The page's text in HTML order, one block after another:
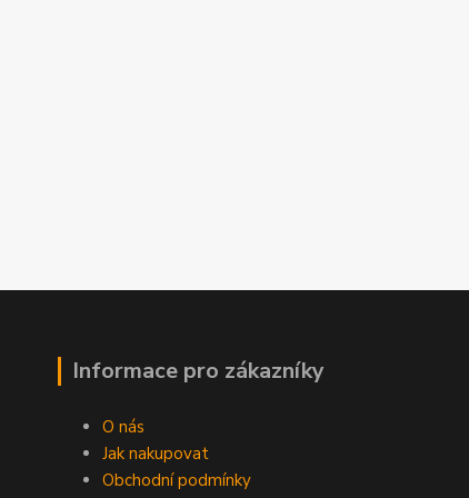
Informace pro zákazníky
O nás
Jak nakupovat
Obchodní podmínky